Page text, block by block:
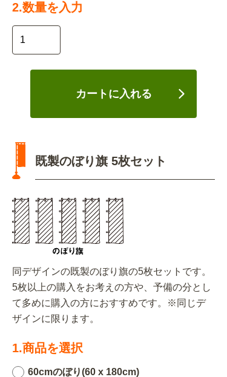
2.数量を入力
カートに入れる
既製のぼり旗 5枚セット
同デザインの既製のぼり旗の5枚セットです。
5枚以上の購入をお考えの方や、予備の分とし
て多めに購入の方におすすめです。※同じデ
ザインに限ります。
1.商品を選択
60cmのぼり(60 x 180cm)